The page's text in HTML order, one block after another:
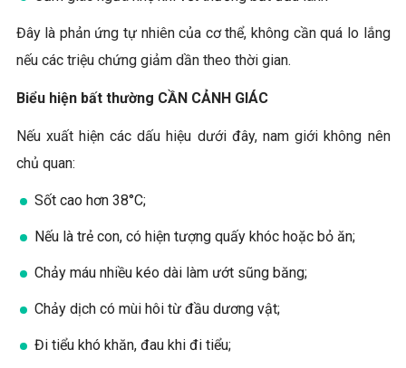
Đây là phản ứng tự nhiên của cơ thể, không cần quá lo lắng
nếu các triệu chứng giảm dần theo thời gian.
Biểu hiện bất thường CẦN CẢNH GIÁC
Nếu xuất hiện các dấu hiệu dưới đây, nam giới không nên
chủ quan:
Sốt cao hơn 38°C;
Nếu là trẻ con, có hiện tượng quấy khóc hoặc bỏ ăn;
Chảy máu nhiều kéo dài làm ướt sũng băng;
Chảy dịch có mùi hôi từ đầu dương vật;
Đi tiểu khó khăn, đau khi đi tiểu;